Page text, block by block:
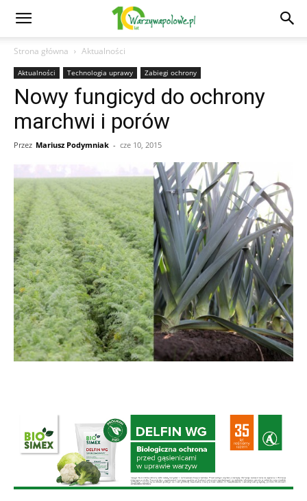
Strona główna Aktualności
Aktualności Technologia uprawy Zabiegi ochrony
Nowy fungicyd do ochrony
marchwi i porów
Przez Mariusz Podymniak - cze 10, 2015